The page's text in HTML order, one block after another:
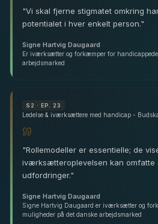
"Vi skal fjerne stigmatet omkring
potentialet i hver enkelt person."
Signe Hartvig Daugaard
Er iværksætter og forkæmper for
arbejdsmarked
S 2 · EP. 23
"Rollemodeller er essentielle; de
iværksætteroplevelsen kan omfatte
udfordringer."
Signe Hartvig Daugaard
Signe Hartvig Daugaard er iværksætter og
muligheder på det danske arbejdsmarked